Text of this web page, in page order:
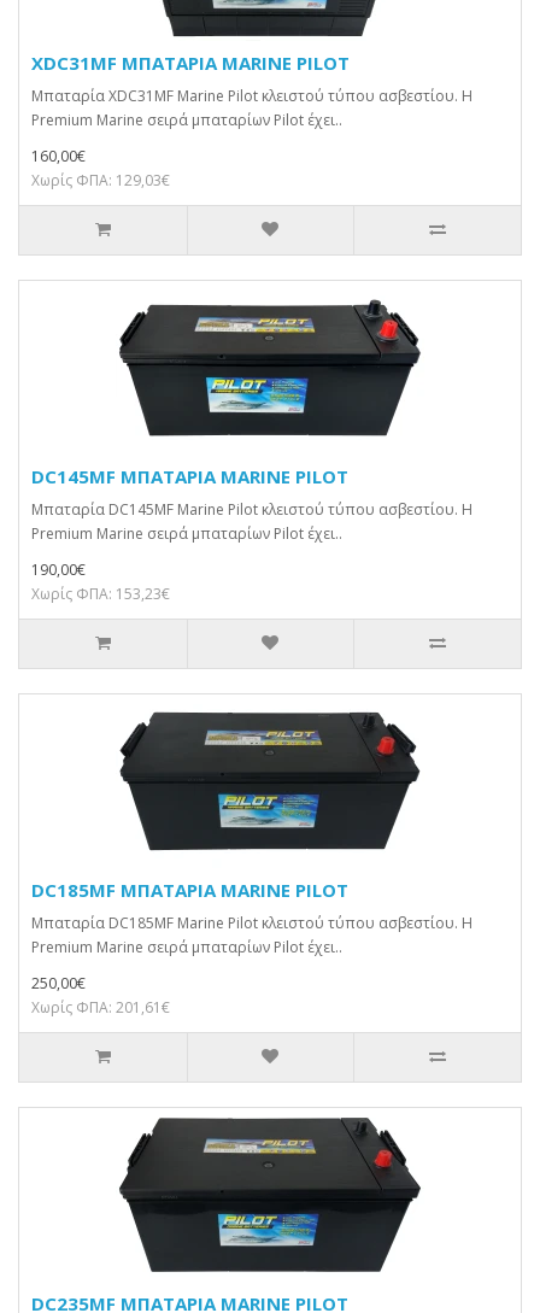
XDC31MF ΜΠΑΤΑΡΙΑ MARINE PILOT
Μπαταρία XDC31MF Marine Pilot κλειστού τύπου ασβεστίου. H
Premium Marine σειρά μπαταρίων Pilot έχει..
160,00€
Χωρίς ΦΠΑ: 129,03€
DC145MF ΜΠΑΤΑΡΙΑ MARINE PILOT
Μπαταρία DC145MF Marine Pilot κλειστού τύπου ασβεστίου. H
Premium Marine σειρά μπαταρίων Pilot έχει..
190,00€
Χωρίς ΦΠΑ: 153,23€
DC185MF ΜΠΑΤΑΡΙΑ MARINE PILOT
Μπαταρία DC185MF Marine Pilot κλειστού τύπου ασβεστίου. H
Premium Marine σειρά μπαταρίων Pilot έχει..
250,00€
Χωρίς ΦΠΑ: 201,61€
DC235MF ΜΠΑΤΑΡΙΑ MARINE PILOT